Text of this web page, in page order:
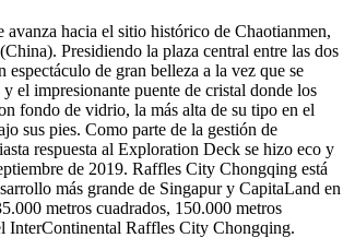
hacia el sitio histórico de Chaotianmen,
Presidiendo la plaza central entre las dos
de gran belleza a la vez que se
el impresionante puente de cristal donde los
fondo de vidrio, la más alta de su tipo en el
sus pies. Como parte de la gestión de
respuesta al Exploration Deck se hizo eco y
de 2019. Raffles City Chongqing está
más grande de Singapur y CapitaLand en
metros cuadrados, 150.000 metros
InterContinental Raffles City Chongqing.